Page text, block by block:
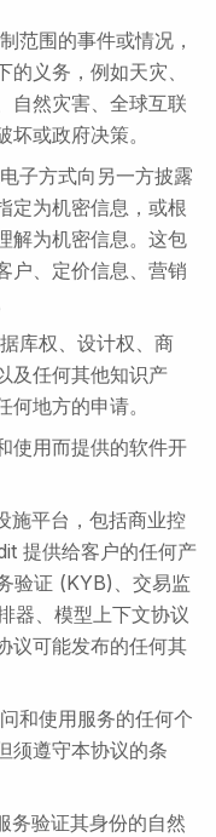
范围的事件或情况，
义务，例如天灾、
自然灾害、全球互联
或政府决策。
子方式向另一方披露
定为机密信息，或根
解为机密信息。这包
户、定价信息、营销
库权、设计权、商
及任何其他知识产
地方的申请。
使用而提供的软件开
施平台，包括商业控
提供给客户的任何产
验证 (KYB)、交易监
器、模型上下文协议
议可能发布的任何其
和使用服务的任何个
须遵守本协议的条
务验证其身份的自然